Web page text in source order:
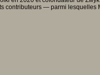
contributeurs — parmi